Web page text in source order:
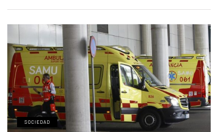
SOCIEDAD